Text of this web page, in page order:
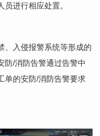
进行相应处置。
、入侵报警系统等形成的
防/消防告警通过告警中
单的安防/消防告警要求